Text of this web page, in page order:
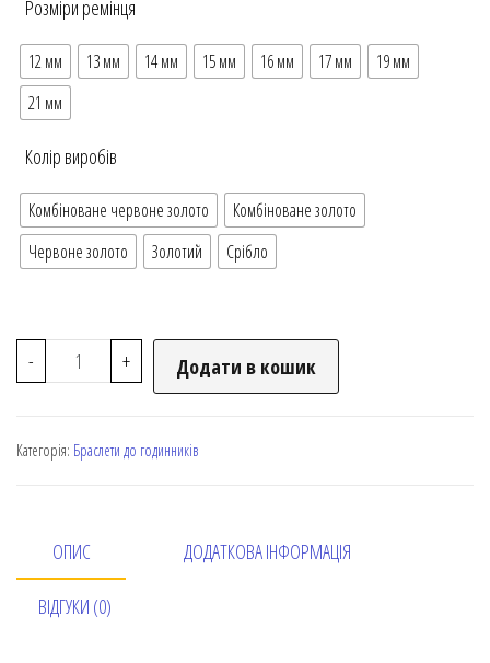
Розміри ремінця
12 мм 13 мм 14 мм 15 мм 16 мм 17 мм
19 мм
21 мм
Колір виробів
Комбіноване червоне золото
Комбіноване золото
Червоне золото
Золотий Срібло
- + Додати в кошик
Категорія: Браслети до годинників
ОПИС ДОДАТКОВА ІНФОРМАЦІЯ
ВІДГУКИ (0)